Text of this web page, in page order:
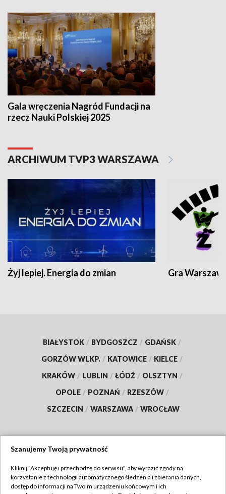
Gala wręczenia Nagród Fundacji na
rzecz Nauki Polskiej 2025
ARCHIWUM TVP3 WARSZAWA
Żyj lepiej. Energia do zmian Gra
BIAŁYSTOK / BYDGOSZCZ / GDAŃSK /
GORZÓW WLKP. / KATOWICE / KIELCE /
KRAKÓW / LUBLIN / ŁÓDŹ / OLSZTYN /
OPOLE / POZNAŃ / RZESZÓW /
SZCZECIN / WARSZAWA / WROCŁAW
TVP
Szanujemy Twoją prywatność
Kliknij "Akceptuję i przechodzę do serwisu", aby wyrazić zgody na
korzystanie z technologii automatycznego śledzenia i zbierania danych,
dostęp do informacji na Twoim urządzeniu końcowym i ich